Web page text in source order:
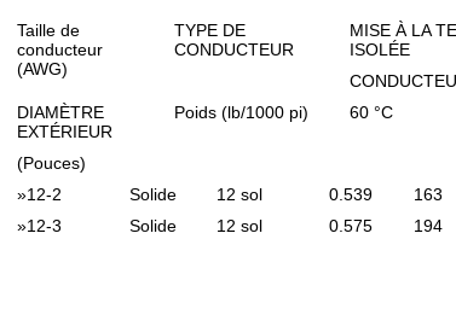
Taille de
conducteur
(AWG)
TYPE DE
CONDUCTEUR
MISE À LA
ISOLÉE
DIAMÈTRE
EXTÉRIEUR
(Pouces)
Poids (lb/1000 pi) 60 °C
»12-2 Solide 12 sol 0.539 163
»12-3 Solide 12 sol 0.575 194